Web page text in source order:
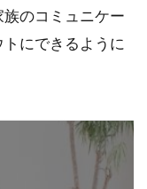
のコミュニケー
にできるように